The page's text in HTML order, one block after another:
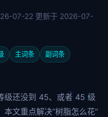
07-22 更新于 2026-07-
主词条 副词条
级还没到 45、或者 45 级
文重点解决“树脂怎么花”